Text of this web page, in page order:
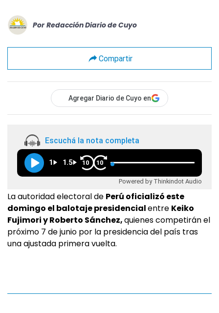
Por Redacción Diario de Cuyo
Compartir
Agregar Diario de Cuyo en
Escuchá la nota completa
1 1.5 10 10
Powered by Thinkindot Audio
La autoridad electoral de Perú oficializó este
domingo el balotaje presidencialentre Keiko
Fujimori y Roberto Sánchez,quienes competirán el
próximo 7 de junio por la presidencia del país tras
una ajustada primera vuelta.